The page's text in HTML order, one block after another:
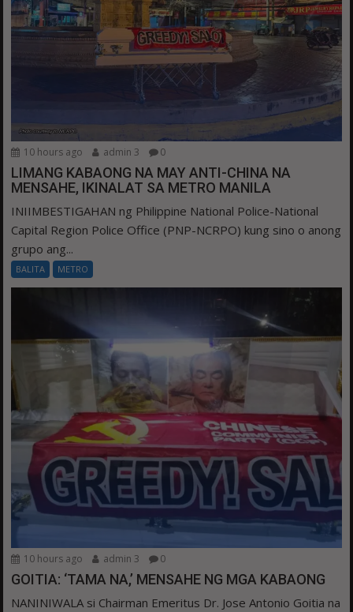
10 hours ago admin 3 0
LIMANG KABAONG NA MAY ANTI-CHINA NA
MENSAHE, IKINALAT SA METRO MANILA
INIIMBESTIGAHAN ng Philippine National Police-National
Capital Region Police Office (PNP-NCRPO) kung sino o anong
grupo ang...
BALITA METRO
10 hours ago admin 3 0
GOITIA: ‘TAMA NA,’ MENSAHE NG MGA KABAONG
NANINIWALA si Chairman Emeritus Dr. Jose Antonio Goitia na